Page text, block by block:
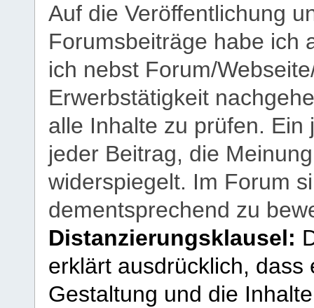
Auf die Veröffentlichung
Forumsbeiträge habe ich
ich nebst Forum/
Erwerbstätigkeit
alle Inhalte zu prüfen.
jeder Beitrag, die
widerspiegelt. Im Forum
dementsprechend zu
Distanzierungsklausel:
erklärt ausdrücklich,
Gestaltung und die